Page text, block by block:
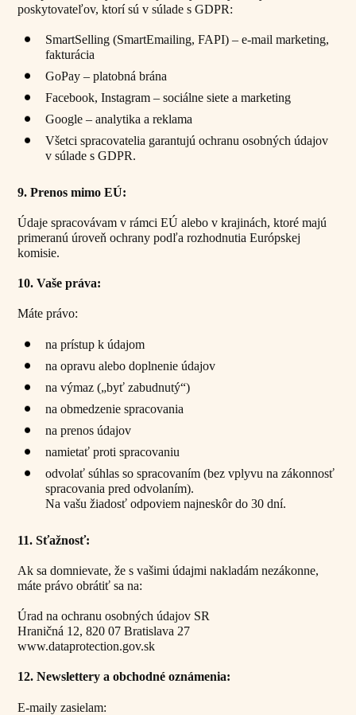
poskytovateľov, ktorí sú v súlade s GDPR:
SmartSelling (SmartEmailing, FAPI) – e-mail marketing,
fakturácia
GoPay – platobná brána
Facebook, Instagram – sociálne siete a marketing
Google – analytika a reklama
Všetci spracovatelia garantujú ochranu osobných údajov
v súlade s GDPR.
9. Prenos mimo EÚ:
Údaje spracovávam v rámci EÚ alebo v krajinách, ktoré majú
primeranú úroveň ochrany podľa rozhodnutia Európskej
komisie.
10. Vaše práva:
Máte právo:
na prístup k údajom
na opravu alebo doplnenie údajov
na výmaz („byť zabudnutý“)
na obmedzenie spracovania
na prenos údajov
namietať proti spracovaniu
odvolať súhlas so spracovaním (bez vplyvu na zákonnosť
spracovania pred odvolaním).
Na vašu žiadosť odpoviem najneskôr do 30 dní.
11. Sťažnosť:
Ak sa domnievate, že s vašimi údajmi nakladám nezákonne,
máte právo obrátiť sa na:
Úrad na ochranu osobných údajov SR
Hraničná 12, 820 07 Bratislava 27
www.dataprotection.gov.sk
12. Newslettery a obchodné oznámenia:
E-maily zasielam: